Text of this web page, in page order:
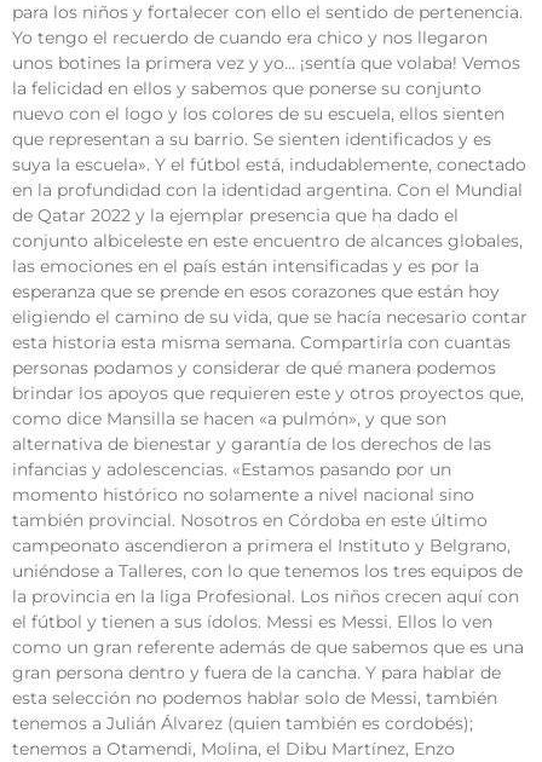
para los niños y fortalecer con ello el sentido de pertenencia.
Yo tengo el recuerdo de cuando era chico y nos llegaron
unos botines la primera vez y yo… ¡sentía que volaba! Vemos
la felicidad en ellos y sabemos que ponerse su conjunto
nuevo con el logo y los colores de su escuela, ellos sienten
que representan a su barrio. Se sienten identificados y es
suya la escuela». Y el fútbol está, indudablemente, conectado
en la profundidad con la identidad argentina. Con el Mundial
de Qatar 2022 y la ejemplar presencia que ha dado el
conjunto albiceleste en este encuentro de alcances globales,
las emociones en el país están intensificadas y es por la
esperanza que se prende en esos corazones que están hoy
eligiendo el camino de su vida, que se hacía necesario contar
esta historia esta misma semana. Compartirla con cuantas
personas podamos y considerar de qué manera podemos
brindar los apoyos que requieren este y otros proyectos que,
como dice Mansilla se hacen «a pulmón», y que son
alternativa de bienestar y garantía de los derechos de las
infancias y adolescencias. «Estamos pasando por un
momento histórico no solamente a nivel nacional sino
también provincial. Nosotros en Córdoba en este último
campeonato ascendieron a primera el Instituto y Belgrano,
uniéndose a Talleres, con lo que tenemos los tres equipos de
la provincia en la liga Profesional. Los niños crecen aquí con
el fútbol y tienen a sus ídolos. Messi es Messi. Ellos lo ven
como un gran referente además de que sabemos que es una
gran persona dentro y fuera de la cancha. Y para hablar de
esta selección no podemos hablar solo de Messi, también
tenemos a Julián Álvarez (quien también es cordobés);
tenemos a Otamendi, Molina, el Dibu Martínez, Enzo